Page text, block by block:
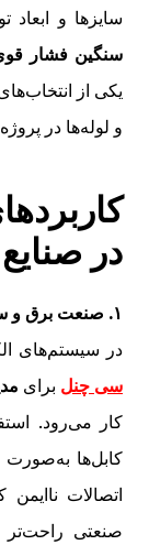
سایزها و ابعاد
سنگین فشار
یکی از
و لوله‌ها در
در
۱. صنعت برق و سیم‌کشی
در سیستم‌های
سی چنل برای
کار می‌رود.
کابل‌ها
اتصالات
صنعتی راحت‌تر